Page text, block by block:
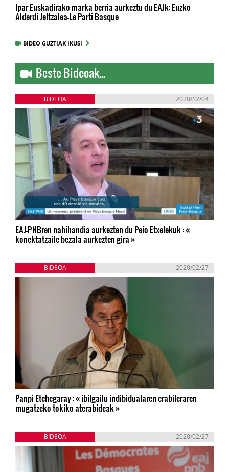
Ipar Euskadirako marka berria aurkeztu du EAJk: Euzko
Alderdi Jeltzalea-Le Parti Basque
BIDEO GUZTIAK IKUSI
Beste Bideoak...
BIDEOA 2020/12/04
EAJ-PNBren nahihandia aurkezten du Peio Etxelekuk : «
konektatzaile bezala aurkezten gira »
BIDEOA 2020/02/27
Panpi Etchegaray : « ibilgailu indibidualaren erabileraren
mugatzeko tokiko aterabideak »
BIDEOA 2020/02/27